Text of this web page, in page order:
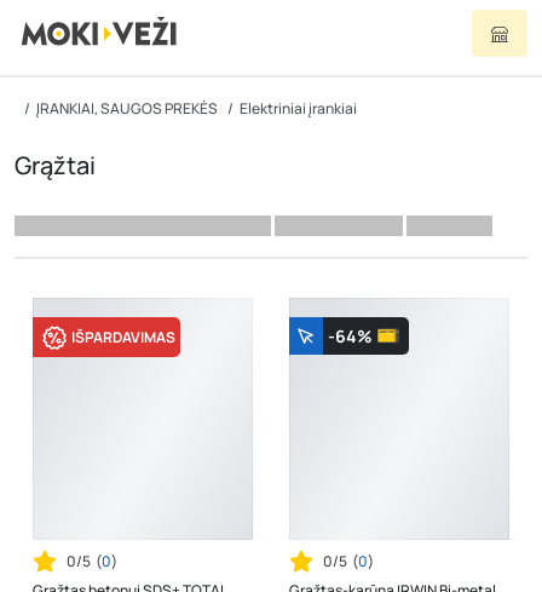
ĮRANKIAI, SAUGOS PREKĖS Elektriniai įrankiai
Grąžtai
IŠPARDAVIMAS
0/5 (0)
-64%
0/5 (0)